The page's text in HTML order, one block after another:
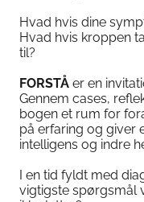
Hvad hvis dine
Hvad hvis kroppen
til?
FORSTÅ er en
Gennem cases,
bogen et rum for
på erfaring og giver
intelligens og indre
I en tid fyldt med
vigtigste spørgsmål